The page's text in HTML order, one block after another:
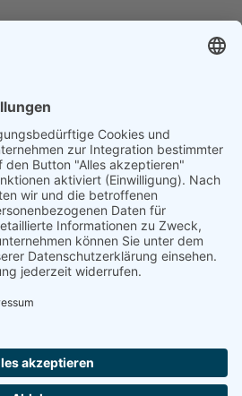
Termin
Oberfrohna (CL) GmbH